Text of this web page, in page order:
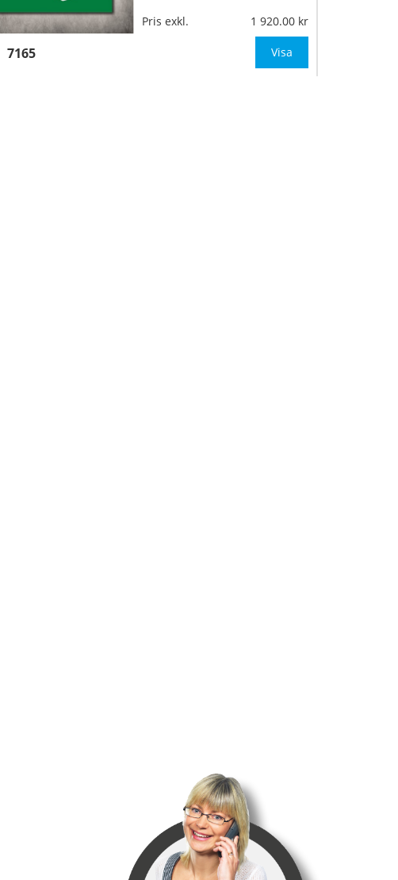
7165
Material:
Självhäftande,
specialanpassat, halkfritt
400x400mm (eller annat
Pris exkl. 1 920.00
Visa